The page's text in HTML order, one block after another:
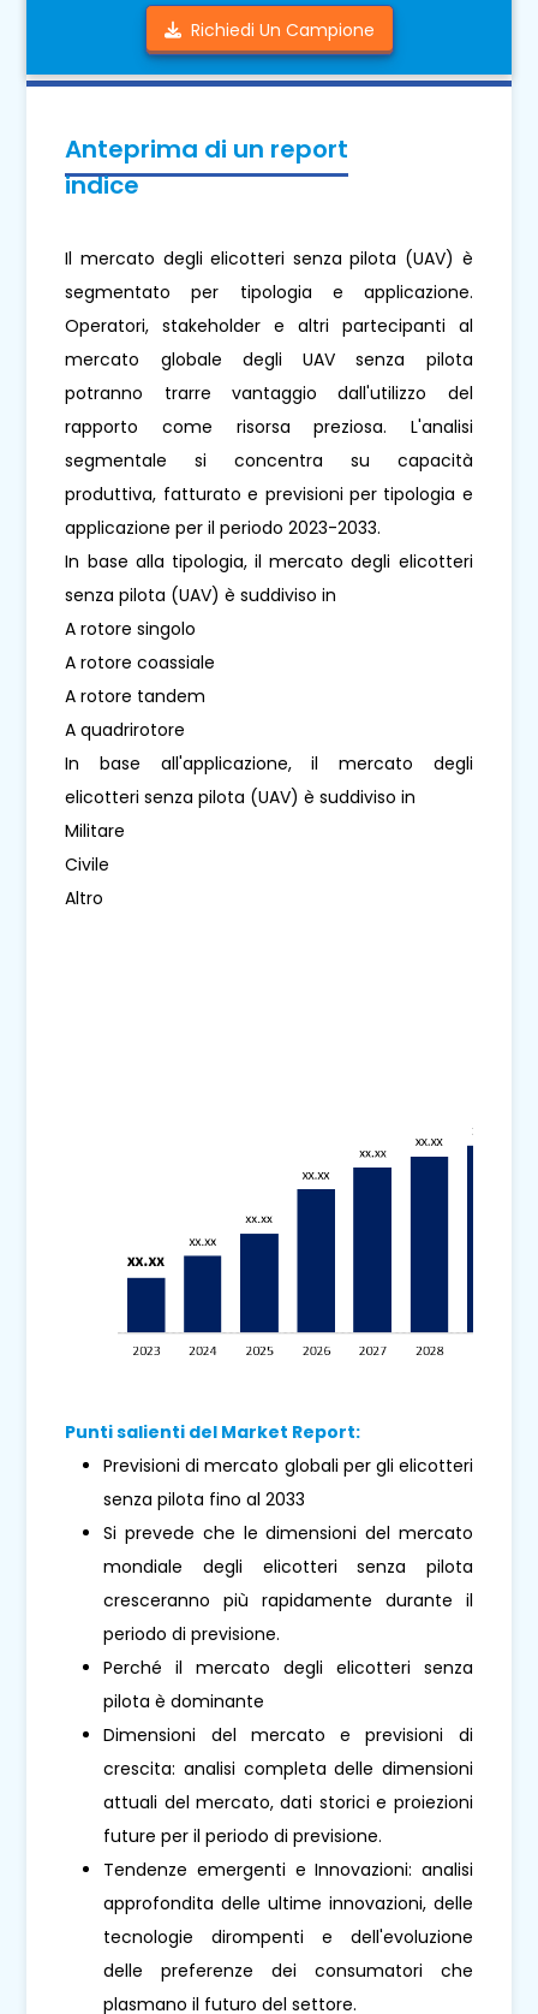
Richiedi Un Campione
Anteprima di un report
indice
Il mercato degli elicotteri senza pilota (UAV) è
segmentato per tipologia e applicazione.
Operatori, stakeholder e altri partecipanti al
mercato globale degli UAV senza pilota
potranno trarre vantaggio dall'utilizzo del
rapporto come risorsa preziosa. L'analisi
segmentale si concentra su capacità
produttiva, fatturato e previsioni per tipologia e
applicazione per il periodo 2023-2033.
In base alla tipologia, il mercato degli elicotteri
senza pilota (UAV) è suddiviso in
A rotore singolo
A rotore coassiale
A rotore tandem
A quadrirotore
In base all'applicazione, il mercato degli
elicotteri senza pilota (UAV) è suddiviso in
Militare
Civile
Altro
Punti salienti del Market Report:
Previsioni di mercato globali per gli elicotteri
senza pilota fino al 2033
Si prevede che le dimensioni del mercato
mondiale degli elicotteri senza pilota
cresceranno più rapidamente durante il
periodo di previsione.
Perché il mercato degli elicotteri senza
pilota è dominante
Dimensioni del mercato e previsioni di
crescita: analisi completa delle dimensioni
attuali del mercato, dati storici e proiezioni
future per il periodo di previsione.
Tendenze emergenti e Innovazioni: analisi
approfondita delle ultime innovazioni, delle
tecnologie dirompenti e dell'evoluzione
delle preferenze dei consumatori che
plasmano il futuro del settore.